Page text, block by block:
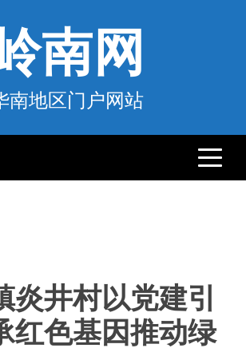
南网
南地区门户网站
炎井村以党建引
红色基因推动绿